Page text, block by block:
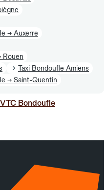
→ Auxerre
Rouen
Taxi Bondoufle Amiens
→ Saint-Quentin
VTC Bondoufle